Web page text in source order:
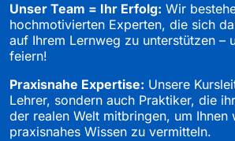
Unser Team = Ihr Erfolg: Wir
hochmotivierten Experten, die sich
auf Ihrem Lernweg zu unterstützen –
feiern!
Praxisnahe Expertise: Unsere
Lehrer, sondern auch Praktiker, die
der realen Welt mitbringen, um Ihnen
praxisnahes Wissen zu vermitteln.